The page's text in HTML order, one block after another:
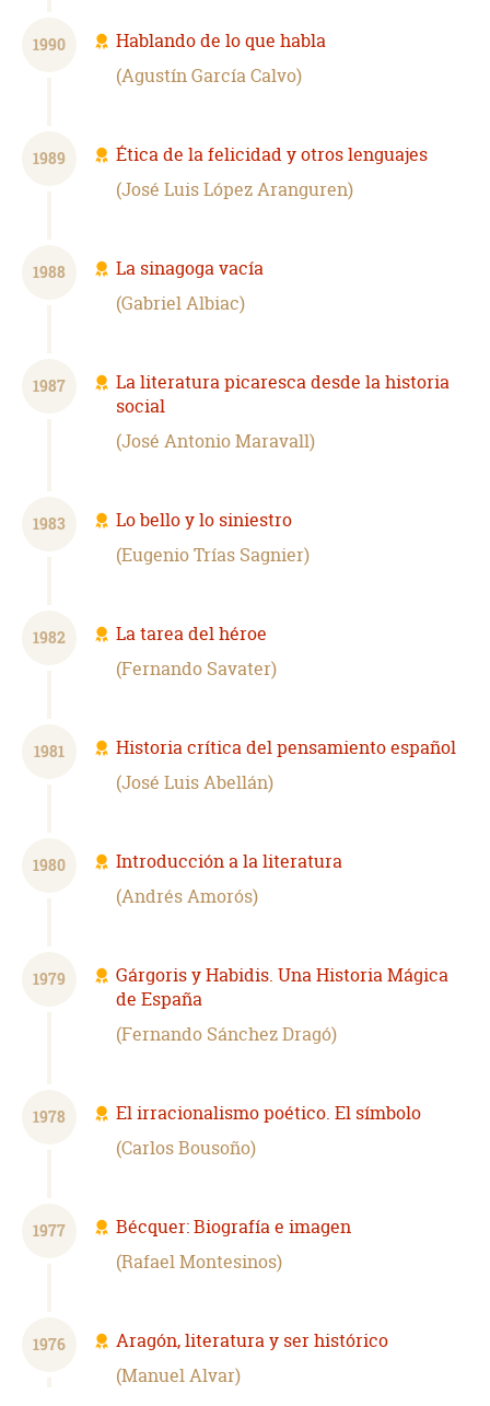
1990
Hablando de lo que habla
Agustín García Calvo
1989
Ética de la felicidad y otros lenguajes
José Luis López Aranguren
1988
La sinagoga vacía
Gabriel Albiac
1987
La literatura picaresca desde la historia
social
José Antonio Maravall
1983
Lo bello y lo siniestro
Eugenio Trías Sagnier
1982
La tarea del héroe
Fernando Savater
1981
Historia crítica del pensamiento español
José Luis Abellán
1980
Introducción a la literatura
Andrés Amorós
1979
Gárgoris y Habidis. Una Historia Mágica
de España
Fernando Sánchez Dragó
1978
El irracionalismo poético. El símbolo
Carlos Bousoño
1977
Bécquer: Biografía e imagen
Rafael Montesinos
1976
Aragón, literatura y ser histórico
Manuel Alvar